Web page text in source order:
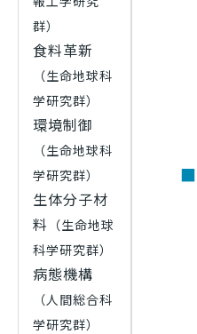
群）
食料革新
（生命地球科
学研究群）
環境制御
（生命地球科
学研究群）
生体分子材
料 （生命地球
科学研究群）
病態機構
（人間総合科
学研究群）
■